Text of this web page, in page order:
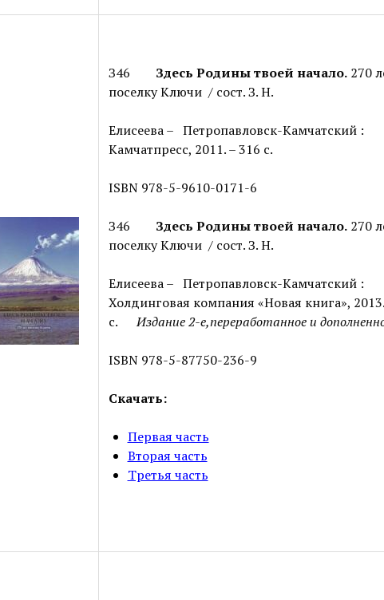
З46 Здесь Родины твоей начало.270
поселку Ключи / сост. З. Н.
Елисеева – Петропавловск-Камчатский :
Камчатпресс, 2011. – 316 с.
ISBN 978-5-9610-0171-6
З46 Здесь Родины твоей начало.270
поселку Ключи / сост. З. Н.
Елисеева – Петропавловск-Камчатский :
Холдинговая компания «Новая книга»,
с.Издание 2-е,переработанное и
ISBN 978-5-87750-236-9
Скачать:
Первая часть
Вторая часть
Третья часть